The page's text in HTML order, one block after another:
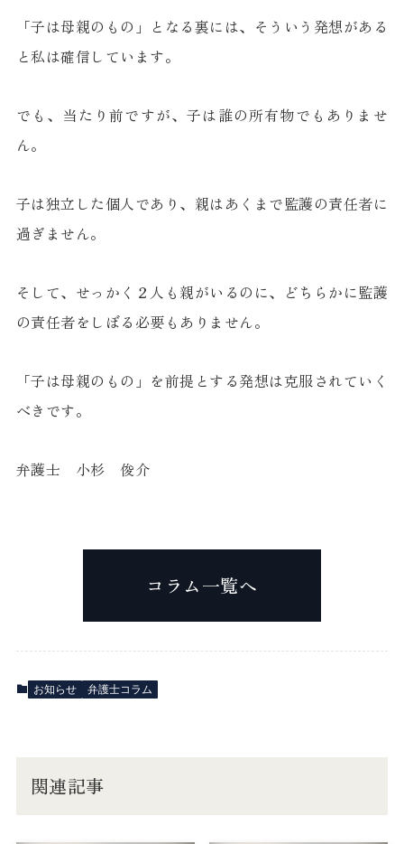
「子は母親のもの」となる裏には、そういう発想がある
と私は確信しています。
でも、当たり前ですが、子は誰の所有物でもありませ
ん。
子は独立した個人であり、親はあくまで監護の責任者に
過ぎません。
そして、せっかく２人も親がいるのに、どちらかに監護
の責任者をしぼる必要もありません。
「子は母親のもの」を前提とする発想は克服されていく
べきです。
弁護士 小杉 俊介
コラム一覧へ
お知らせ 弁護士コラム
関連記事